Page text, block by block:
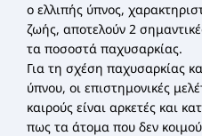
ο ελλιπής ύπνος,
ζωής, αποτελούν 2
τα ποσοστά παχυσαρκίας.
Για τη σχέση παχυσαρκίας
ύπνου, οι επιστημονικές
καιρούς είναι αρκετές και
πως τα άτομα που δεν